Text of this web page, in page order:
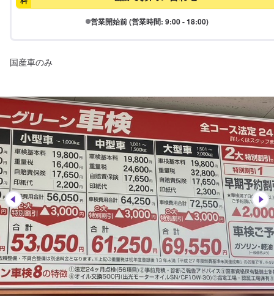
営業開始前 (営業時間: 9:00 - 18:00)
国産車のみ